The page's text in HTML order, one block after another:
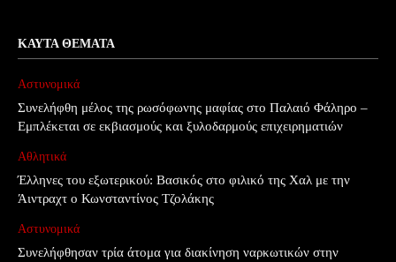
ΚΑΥΤΆ ΘΈΜΑΤΑ
Αστυνομικά
Συνελήφθη μέλος της ρωσόφωνης μαφίας στο Παλαιό Φάληρο –
Εμπλέκεται σε εκβιασμούς και ξυλοδαρμούς επιχειρηματιών
Αθλητικά
Έλληνες του εξωτερικού: Βασικός στο φιλικό της Χαλ με την
Άιντραχτ ο Κωνσταντίνος Τζολάκης
Αστυνομικά
Συνελήφθησαν τρία άτομα για διακίνηση ναρκωτικών στην